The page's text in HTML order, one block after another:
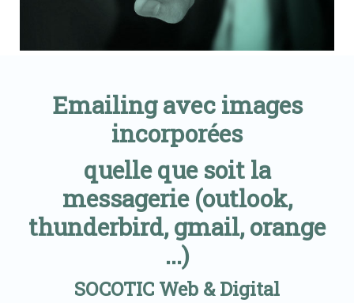
Emailing avec images
incorporées
quelle que soit la
messagerie (outlook,
thunderbird, gmail, orange
...)
SOCOTIC Web & Digital